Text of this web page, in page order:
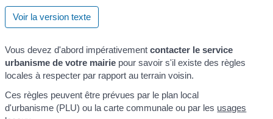
Voir la version texte
Vous devez d'abord impérativementcontacter le service
urbanisme de votre mairie pour savoir s'il existe des règles
locales à respecter par rapport au terrain voisin.
Ces règles peuvent être prévues par le plan local
d'urbanisme (PLU) ou la carte communale ou par les usages